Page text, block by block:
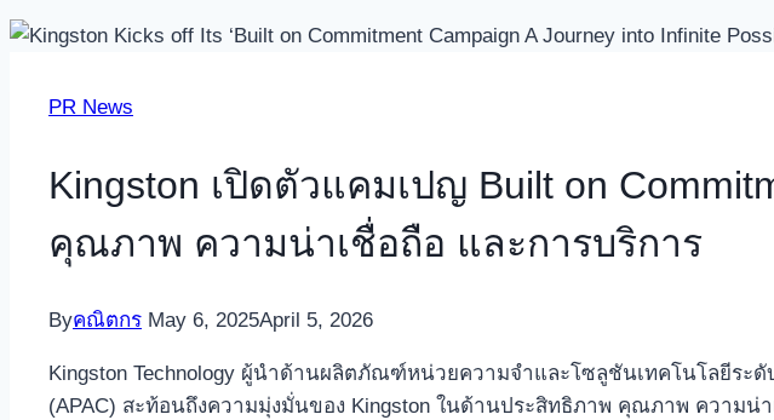
PR News
Kingston เปิดตัวแคมเปญ Built on
คุณภาพ ความน่าเชื่อถือ และการบริการ
Byคณิตกร May 6, 2025April 5, 2026
Kingston Technology ผู้นำด้านผลิตภัณฑ์หน่วยความจำและโซลูชันเทคโนโลยีระดั
(APAC) สะท้อนถึงความมุ่งมั่นของ Kingston ในด้านประสิทธิภาพ คุณภาพ ความน่